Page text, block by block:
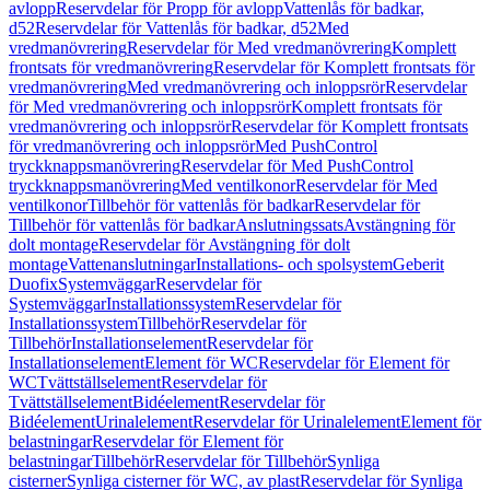
avloppReservdelar för Propp för avloppVattenlås för badkar,
d52Reservdelar för Vattenlås för badkar, d52Med
vredmanövreringReservdelar för Med vredmanövreringKomplett
frontsats för vredmanövreringReservdelar för Komplett frontsats för
vredmanövreringMed vredmanövrering och inloppsrörReservdelar
för Med vredmanövrering och inloppsrörKomplett frontsats för
vredmanövrering och inloppsrörReservdelar för Komplett frontsats
för vredmanövrering och inloppsrörMed PushControl
tryckknappsmanövreringReservdelar för Med PushControl
tryckknappsmanövreringMed ventilkonorReservdelar för Med
ventilkonorTillbehör för vattenlås för badkarReservdelar för
Tillbehör för vattenlås för badkarAnslutningssatsAvstängning för
dolt montageReservdelar för Avstängning för dolt
montageVattenanslutningarInstallations- och spolsystemGeberit
DuofixSystemväggarReservdelar för
SystemväggarInstallationssystemReservdelar för
InstallationssystemTillbehörReservdelar för
TillbehörInstallationselementReservdelar för
InstallationselementElement för WCReservdelar för Element för
WCTvättställselementReservdelar för
TvättställselementBidéelementReservdelar för
BidéelementUrinalelementReservdelar för UrinalelementElement för
belastningarReservdelar för Element för
belastningarTillbehörReservdelar för TillbehörSynliga
cisternerSynliga cisterner för WC, av plastReservdelar för Synliga